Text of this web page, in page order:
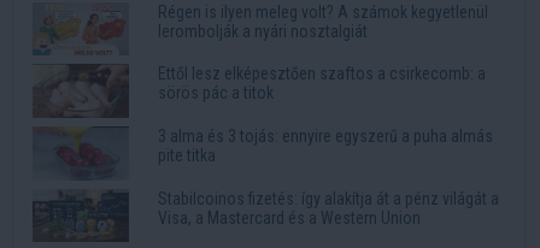
Régen is ilyen meleg volt? A számok kegyetlenül
lerombolják a nyári nosztalgiát
Ettől lesz elképesztően szaftos a csirkecomb: a
sörös pác a titok
3 alma és 3 tojás: ennyire egyszerű a puha almás
pite titka
Stabilcoinos fizetés: így alakítja át a pénz világát a
Visa, a Mastercard és a Western Union